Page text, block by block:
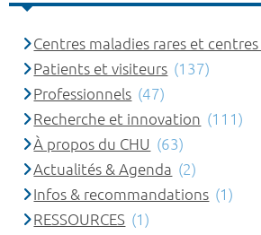
Centres maladies rares et
Patients et visiteurs (137)
Professionnels (47)
Recherche et innovation (111)
À propos du CHU (63)
Actualités & Agenda (2)
Infos & recommandations (1)
RESSOURCES (1)